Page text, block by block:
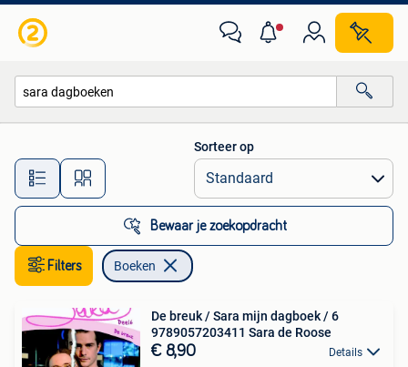
Alle afstanden…
Sorteer op
Bewaar je zoekopdracht
Filters Boeken
De breuk / Sara mijn dagboek / 6
9789057203411 Sara de Roose
€ 8,90 Details